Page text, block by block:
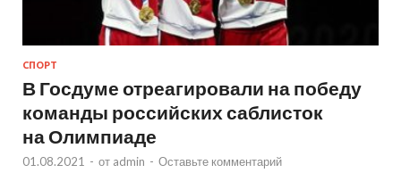
СПОРТ
В Госдуме отреагировали на победу
команды российских саблисток
на Олимпиаде
01.08.2021 - от admin - Оставьте комментарий